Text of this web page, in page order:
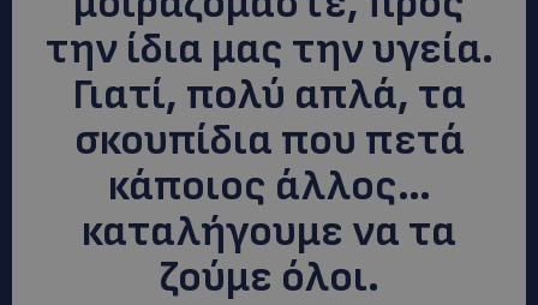
την ίδια μας την υγεία.
Γιατί, πολύ απλά, τα
σκουπίδια που πετά
κάποιος άλλος…
καταλήγουμε να τα
ζούμε όλοι.